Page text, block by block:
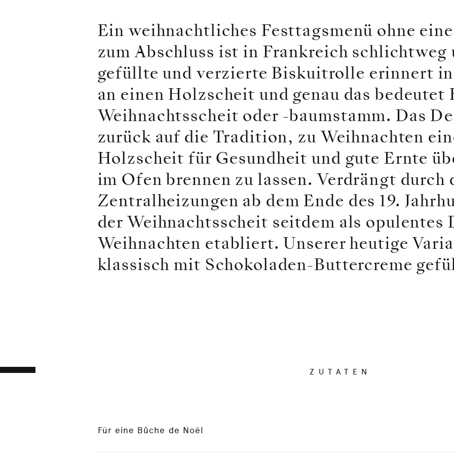
Ein weihnachtliches Festtagsmenü ohne
zum Abschluss ist in Frankreich schlichtweg
gefüllte und verzierte Biskuitrolle erinnert in
an einen Holzscheit und genau das bedeutet
Weihnachtsscheit oder -baumstamm. Das
zurück auf die Tradition, zu Weihnachten
Holzscheit für Gesundheit und gute Ernte
im Ofen brennen zu lassen. Verdrängt durch
Zentralheizungen ab dem Ende des 19.
der Weihnachtsscheit seitdem als opulentes
Weihnachten etabliert. Unserer heutige
klassisch mit Schokoladen-Buttercreme
ZUTATEN
Für eine Bûche de Noël